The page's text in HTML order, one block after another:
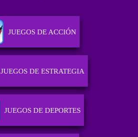
JUEGOS DE ACCIÓN
JUEGOS DE ESTRATEGIA
JUEGOS DE DEPORTES